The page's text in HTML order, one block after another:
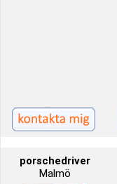
porschedriver
Malmö